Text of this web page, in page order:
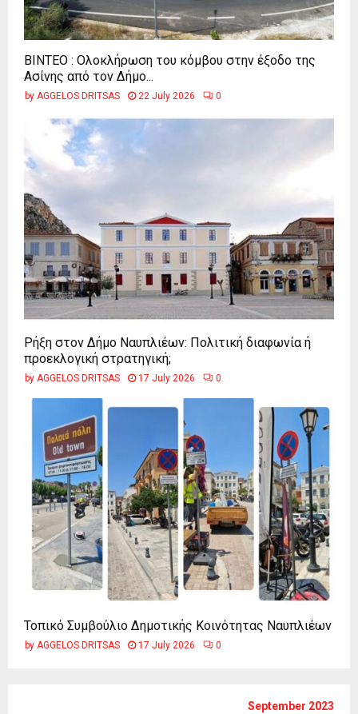
ΒΙΝΤΕΟ : Ολοκλήρωση του κόμβου στην έξοδο της
Ασίνης από τον Δήμο...
by AGGELOS DRITSAS 22 July 2026 0
Ρήξη στον Δήμο Ναυπλιέων: Πολιτική διαφωνία ή
προεκλογική στρατηγική;
by AGGELOS DRITSAS 17 July 2026 0
Τοπικό Συμβούλιο Δημοτικής Κοινότητας Ναυπλιέων
by AGGELOS DRITSAS 17 July 2026 0
September 2023